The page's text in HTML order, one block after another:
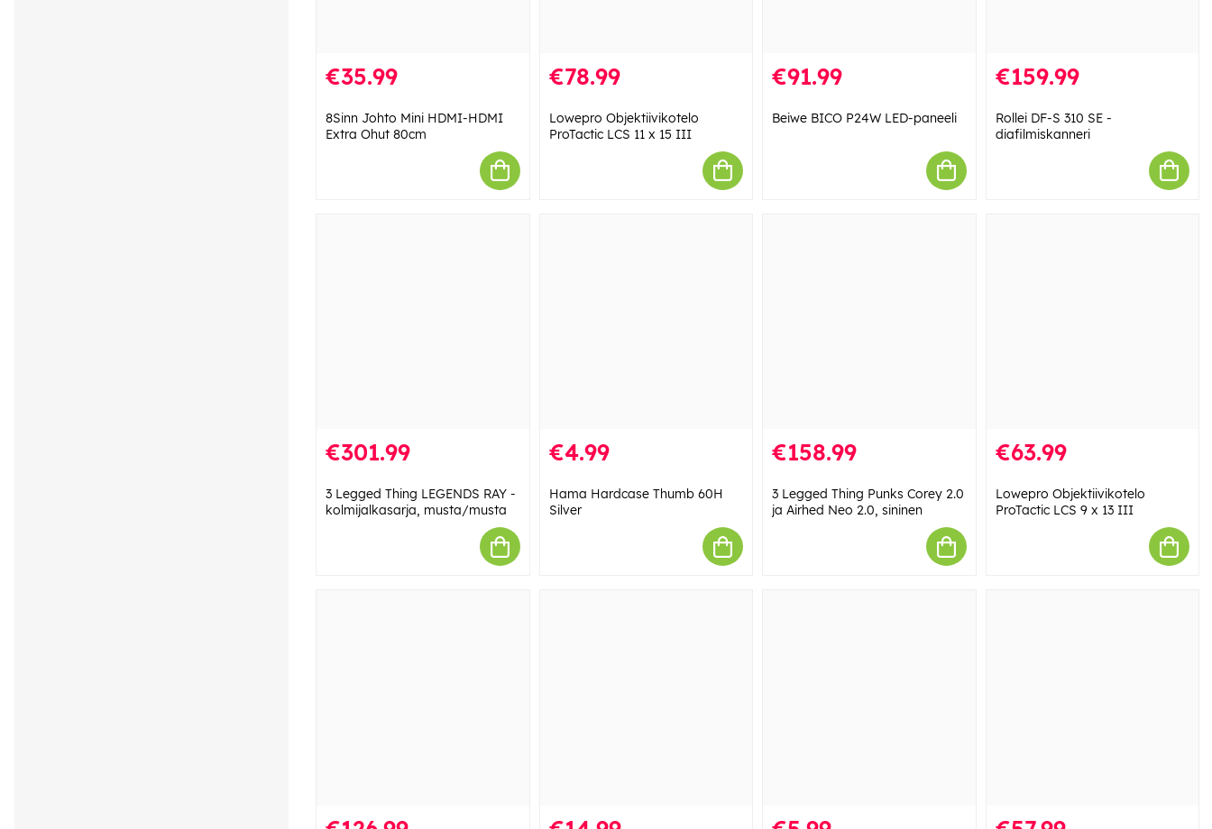
€35.99
8Sinn Johto Mini HDMI-HDMI
Extra Ohut 80cm
€78.99
Lowepro Objektiivikotelo
ProTactic LCS 11 x 15 III
€91.99
Beiwe BICO P24W LED-paneeli
€159.99
Rollei DF-S 310 SE -
diafilmiskanneri
€301.99
3 Legged Thing LEGENDS RAY -
kolmijalkasarja, musta/musta
€4.99
Hama Hardcase Thumb 60H
Silver
€158.99
3 Legged Thing Punks Corey 2.0
ja Airhed Neo 2.0, sininen
€63.99
Lowepro Objektiivikotelo
ProTactic LCS 9 x 13 III